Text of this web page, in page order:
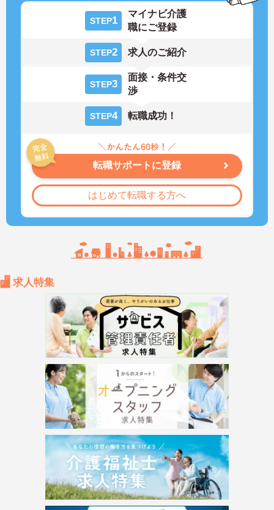
STEP1
マイナビ介護
職にご登録
STEP2 求人のご紹介
STEP3
面接・条件交
渉
STEP4 転職成功！
転職サポートに登録
はじめて転職する方へ
求人特集